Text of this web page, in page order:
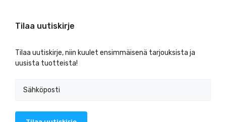
Tilaa uutiskirje
Tilaa uutiskirje, niin kuulet ensimmäisenä tarjouksista ja
uusista tuotteista!